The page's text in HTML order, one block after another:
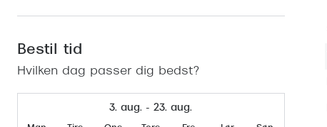
Tilbehør til briller
Behandling af tørre øjne
Polariserede solbriller
Ray-Ban Kids
Endagslinser
Månedslinser
Oplev
Kontaktlinsetjek
Butiksoversigt
Sikkerhedsbriller
Arbejdsbriller
Bestil tid
Hvilken dag passer dig bedst?
3. aug. - 23. aug.